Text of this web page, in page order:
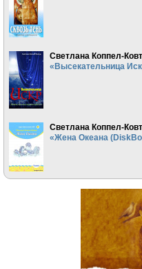
Светлана Коппел-
«Высекательница
Светлана Коппел-
«Жена Океана